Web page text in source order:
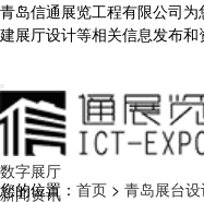
青岛信通展览工程有限公司为
建展厅设计等相关信息发布
数字展厅
新闻资讯
您的位置： 首页 > 青岛展台